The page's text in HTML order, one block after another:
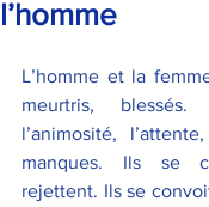
l’homme
L’homme et la
meurtris,
l’animosité,
manques. Ils se
rejettent. Ils se